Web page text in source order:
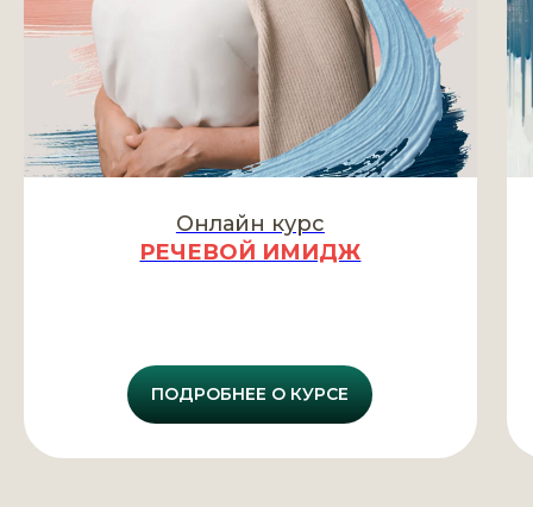
Онлайн курс
РЕЧЕВОЙ ИМИДЖ
ПОДРОБНЕЕ О КУРСЕ